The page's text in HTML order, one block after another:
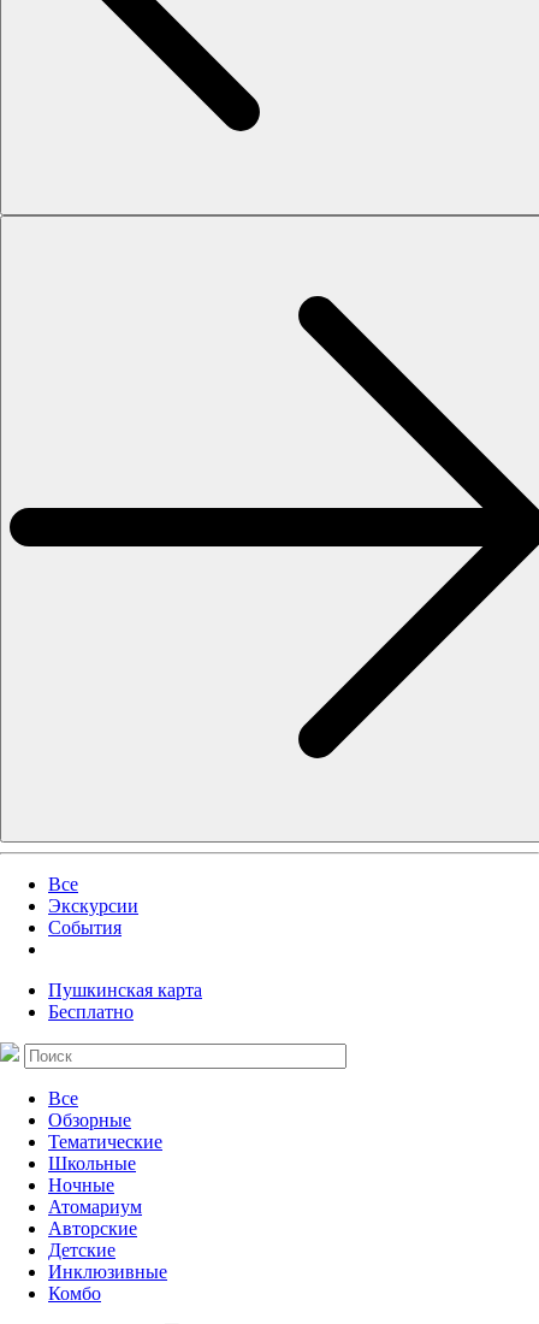
Все
Экскурсии
События
Пушкинская карта
Бесплатно
Все
Обзорные
Тематические
Школьные
Ночные
Атомариум
Авторские
Детские
Инклюзивные
Комбо